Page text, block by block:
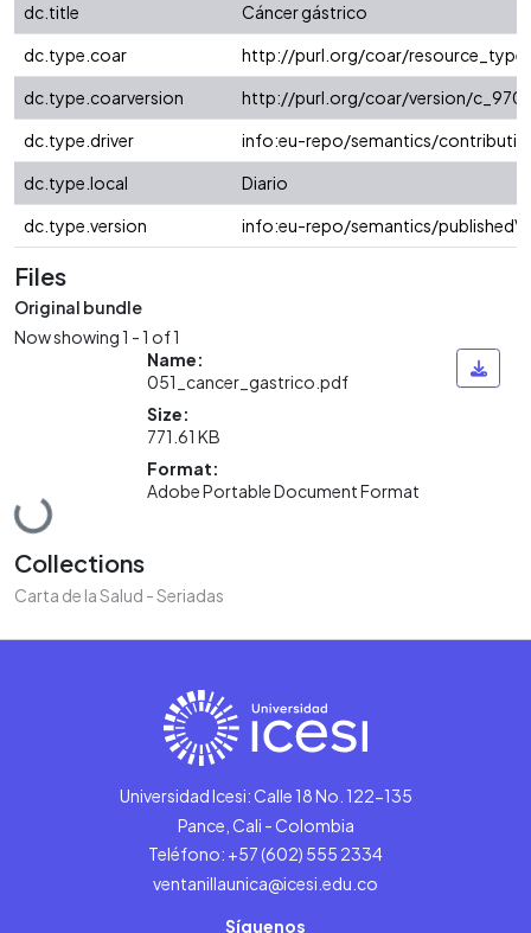
dc.title
Cáncer gástrico
dc.type.coar
http://purl.org/coar/
dc.type.coarversion
http://purl.org/coar/version/
dc.type.driver
info:eu-repo/semantics/
dc.type.local
Diario
dc.type.version
info:eu-repo/semantics/
Files
Original bundle
Now showing1 - 1 of 1
Loading...
Name:
051_cancer_gastrico.pdf
Size:
771.61 KB
Format:
Adobe Portable Document Format
Collections
Carta de la Salud - Seriadas
Universidad Icesi: Calle 18 No. 122-135
Pance, Cali - Colombia
Teléfono: +57 (602) 555 2334
ventanillaunica@icesi.edu.co
Síguenos